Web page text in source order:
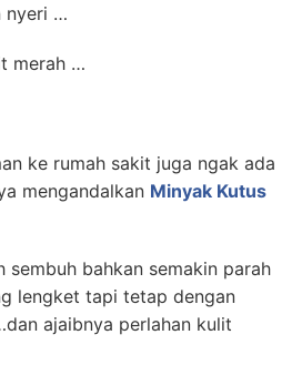
nyeri …
merah …
ke rumah sakit juga ngak ada
mengandalkan Minyak Kutus
sembuh bahkan semakin parah
lengket tapi tetap dengan
ajaibnya perlahan kulit